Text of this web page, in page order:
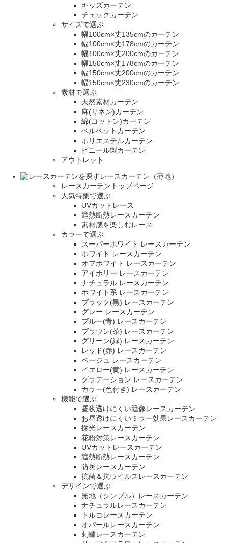
キッズカーテン
チェックカーテン
サイズで選ぶ
幅100cm×丈135cmのカーテン
幅100cm×丈178cmのカーテン
幅100cm×丈200cmのカーテン
幅150cm×丈178cmのカーテン
幅150cm×丈200cmのカーテン
幅150cm×丈230cmのカーテン
素材で選ぶ
天然素材カーテン
麻(リネン)カーテン
綿(コットン)カーテン
ベルベットカーテン
ポリエステルカーテン
ビニール製カーテン
アウトレット
レースカーテン（薄地）
レースカーテントップページ
人気特集で選ぶ
UVカットレース
遮熱断熱レースカーテン
素材感を楽しむレース
カラーで選ぶ
スーパーホワイト レースカーテン
ホワイト レースカーテン
オフホワイト レースカーテン
アイボリー レースカーテン
ナチュラル レースカーテン
ホワイト系 レースカーテン
ブラック(黒) レースカーテン
グレー レースカーテン
ブルー(青) レースカーテン
ブラウン(茶) レースカーテン
グリーン(緑) レースカーテン
レッド(赤) レースカーテン
ベージュ レースカーテン
イエロー(黄) レースカーテン
グラデーション レースカーテン
カラー(色付き) レースカーテン
機能で選ぶ
昼夜透けにくい遮像レースカーテン
お昼透けにくいミラー効果レースカーテン
採光レースカーテン
花粉対策レースカーテン
UVカットレースカーテン
遮熱断熱レースカーテン
防炎レースカーテン
抗菌＆抗ウイルスレースカーテン
デザインで選ぶ
無地（シンプル）レースカーテン
ナチュラルレースカーテン
トルコレースカーテン
オパールレースカーテン
刺繍レースカーテン